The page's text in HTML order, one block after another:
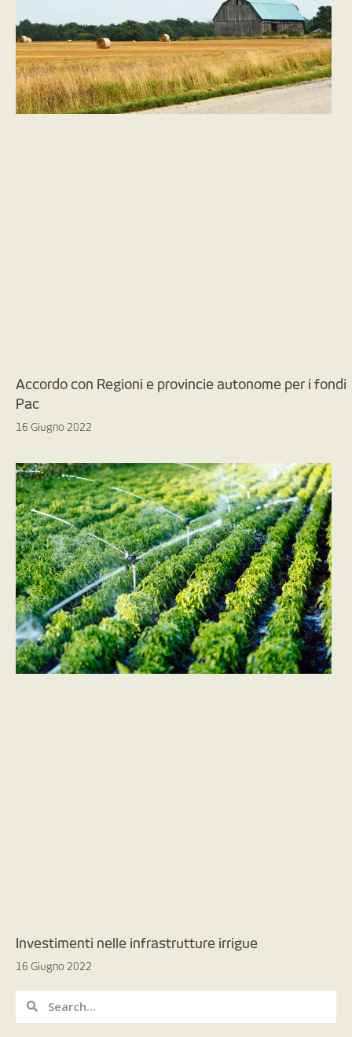
Accordo con Regioni e provincie autonome per i fondi
Pac
16 Giugno 2022
Investimenti nelle infrastrutture irrigue
16 Giugno 2022